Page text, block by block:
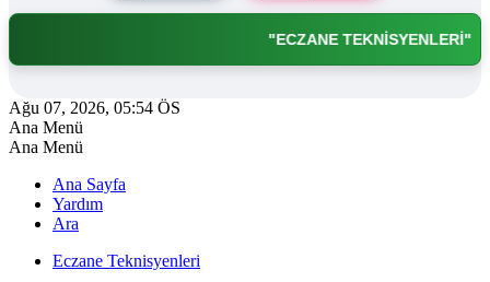
"ECZANE TEKNİSYENLERİ"
Ağu 07, 2026, 05:54 ÖS
Ana Menü
Ana Menü
Ana Sayfa
Yardım
Ara
Eczane Teknisyenleri